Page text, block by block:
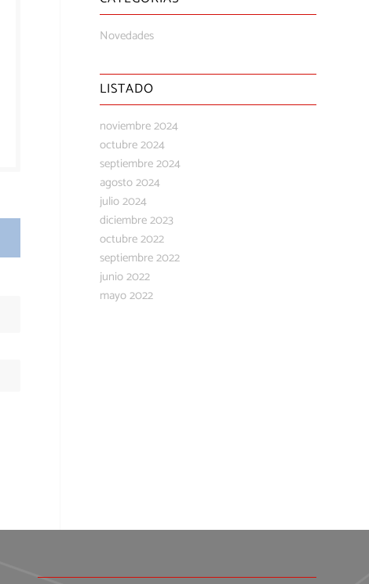
Novedades
LISTADO
noviembre 2024
octubre 2024
septiembre 2024
agosto 2024
julio 2024
diciembre 2023
octubre 2022
septiembre 2022
junio 2022
mayo 2022